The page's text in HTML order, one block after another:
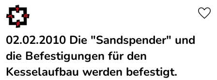
02.02.2010 Die "Sandspender" und
die Befestigungen für den
Kesselaufbau werden befestigt.